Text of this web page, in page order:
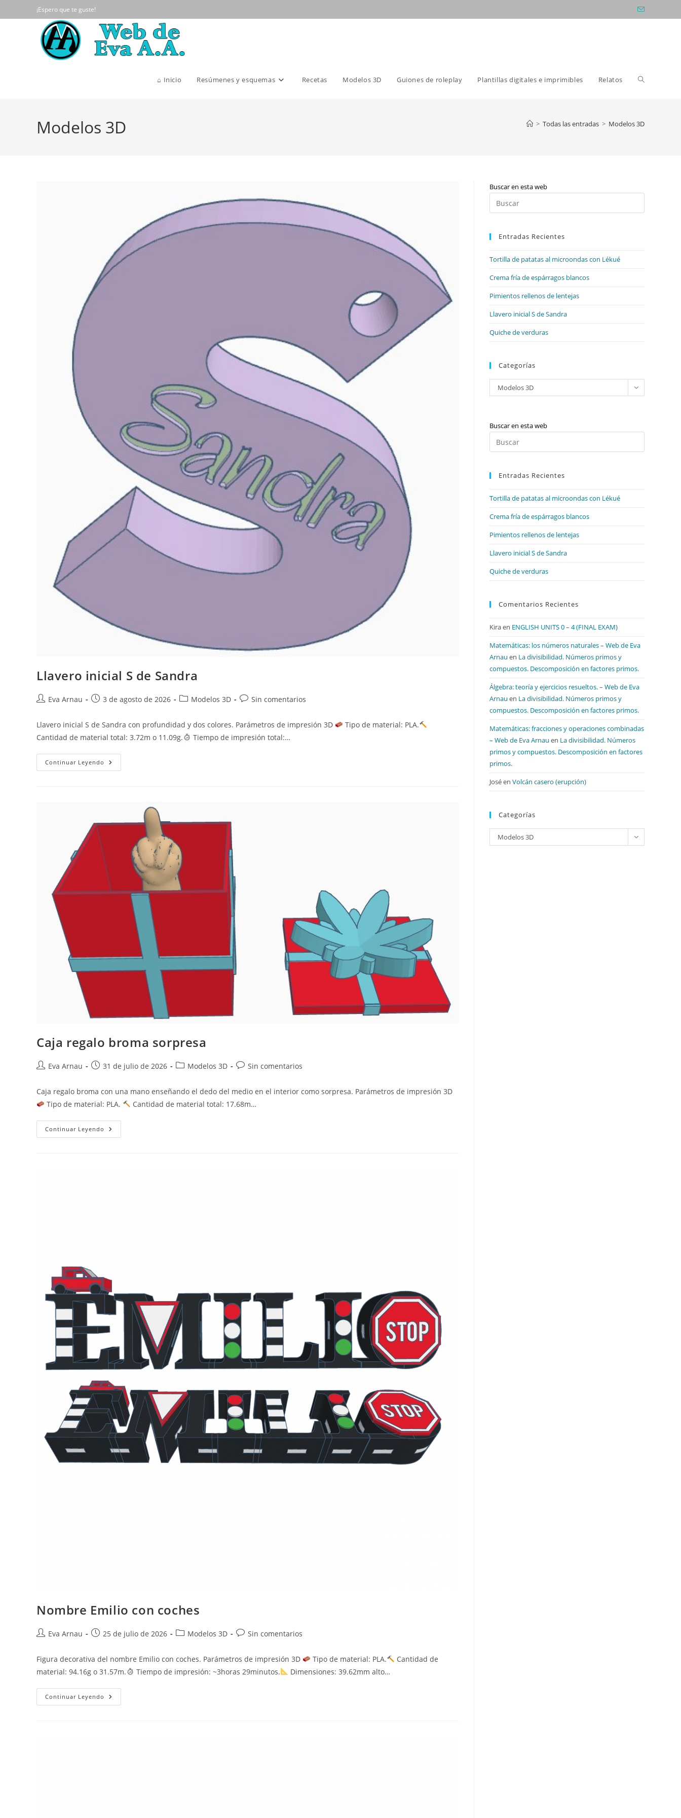
al
¡Espero que te guste!
⌂ Inicio Resúmenes y esquemas Recetas Modelos 3D Guiones de roleplay Plantillas digitales e imprimibles Relatos Alternar
la
Modelos 3D > Todas las entradas > Modelos 3D
Llavero inicial S de Sandra
Autor
la
entrada:
Eva Arnau
Publicación
la
entrada:
3 de agosto de 2026
Categoría
la
entrada:
Modelos 3D
Comentarios
entrada:
Sin comentarios
Llavero inicial S de Sandra con profundidad y dos colores. Parámetros de impresión 3D
Tipo de material: PLA.
Cantidad de material total: 3.72m o 11.09g.
Tiempo de impresión total:…
Continuar Leyendo Llavero
Inicial
Caja regalo broma sorpresa
Autor
la
entrada:
Eva Arnau
Publicación
entrada:
31 de julio de 2026
Categoría
entrada:
Modelos 3D
Comentarios
entrada:
Sin comentarios
Caja regalo broma con una mano enseñando el dedo del medio en el interior como sorpresa. Parámetros de impresión 3D
Tipo de material: PLA.
Cantidad de material total: 17.68m…
Continuar Leyendo Caja
Regalo
Nombre Emilio con coches
Autor
la
entrada:
Eva Arnau
Publicación
entrada:
25 de julio de 2026
Categoría
entrada:
Modelos 3D
Comentarios
entrada:
Sin comentarios
Figura decorativa del nombre Emilio con coches. Parámetros de impresión 3D Tipo de material: PLA.
Cantidad de
material: 94.16g o 31.57m.
Tiempo de impresión: ~3horas 29minutos. Dimensiones: 39.62mm alto…
Continuar Leyendo Nombre
Emilio
Buscar en esta web
Escape
Entradas Recientes
Tortilla de patatas al microondas con Lékué
Crema fría de espárragos blancos
Pimientos rellenos de lentejas
Llavero inicial S de Sandra
Quiche de verduras
Categorías
Categorías
Modelos 3D
Buscar en esta web
Escape
Entradas Recientes
Tortilla de patatas al microondas con Lékué
Crema fría de espárragos blancos
Pimientos rellenos de lentejas
Llavero inicial S de Sandra
Quiche de verduras
Comentarios Recientes
Kiraen ENGLISH UNITS 0 – 4 (FINAL EXAM)
Matemáticas: los números naturales – Web de Eva
Arnau en La divisibilidad. Números primos y
compuestos. Descomposición en factores primos.
Álgebra: teoría y ejercicios resueltos. – Web de Eva
Arnau en La divisibilidad. Números primos y
compuestos. Descomposición en factores primos.
Matemáticas: fracciones y operaciones combinadas
– Web de Eva Arnau en La divisibilidad. Números
primos y compuestos. Descomposición en factores
primos.
Joséen Volcán casero (erupción)
Categorías
Categorías
Modelos 3D